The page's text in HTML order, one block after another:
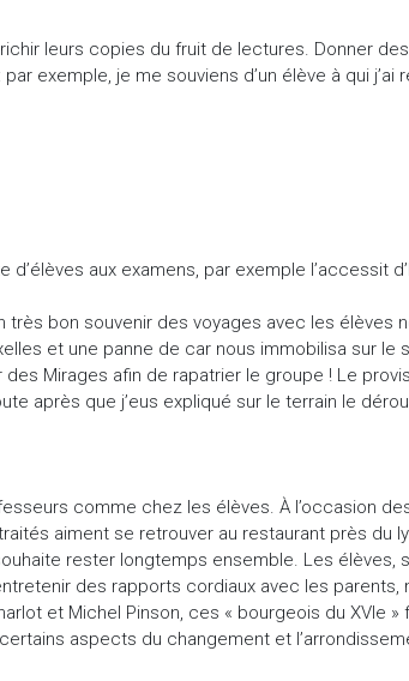
leurs copies du fruit de lectures. Donner des
exemple, je me souviens d’un élève à qui j’ai
aux examens, par exemple l’accessit
très bon souvenir des voyages avec les élèves
et une panne de car nous immobilisa sur le
Mirages afin de rapatrier le groupe ! Le
après que j’eus expliqué sur le terrain le
comme chez les élèves. À l’occasion
aiment se retrouver au restaurant près du
rester longtemps ensemble. Les élèves,
des rapports cordiaux avec les parents,
et Michel Pinson, ces « bourgeois du XVIe »
aspects du changement et